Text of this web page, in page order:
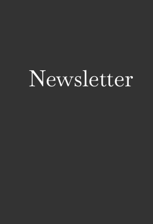
Newsletter